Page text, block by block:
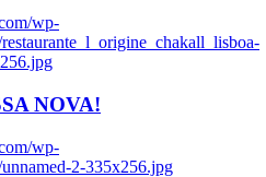
wp-
NOVA!
wp-
2-335x256.jpg